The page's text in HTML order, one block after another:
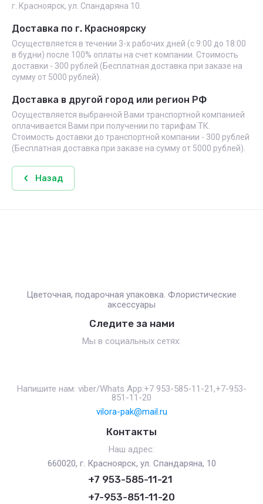
г. Красноярск, ул. Спандаряна 10.
Доставка по г. Красноярску
Осуществляется в течении 3-х рабочих дней (с 9:00 до 18:00
в будни) после 100% оплаты на счет компании. Стоимость
доставки - 300 рублей (Бесплатная доставка при заказе на
сумму от 5000 рублей).
Доставка в другой город или регион РФ
Осуществляется выбранной Вами транспортной компанией
оплачивается Вами при получении по тарифам ТК.
Стоимость доставки до транспортной компании - 300 рублей
(Бесплатная доставка при заказе на сумму от 5000 рублей).
Назад
Цветочная, подарочная упаковка. Флористические
аксессуары
Следите за нами
Мы в социальных сетях:
Напишите нам: viber/Whats App:+7 953-585-11-21,+7-953-
851-11-20
vilora-pak@mail.ru
Контакты
Наш адрес:
660020, г. Красноярск, ул. Спандаряна, 10
+7 953-585-11-21
+7-953-851-11-20